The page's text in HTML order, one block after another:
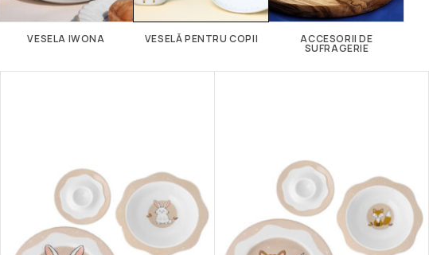
VESELA IWONA VESELĂ PENTRU COPII АCCESORII DE
SUFRAGERIE